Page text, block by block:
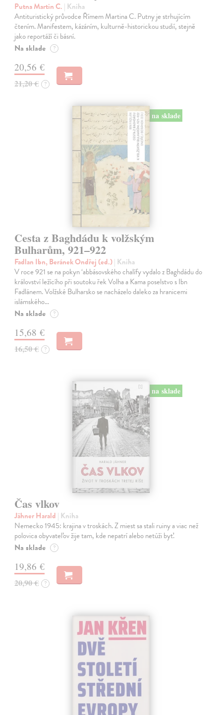
Putna Martin C. | Kniha
Antituristický průvodce Římem Martina C. Putny je strhujícím
čtením. Manifestem, kázáním, kulturně-historickou studií, stejně
jako reportáží či básní.
Na sklade ?
20,56 €
21,20 € ?
na sklade
Cesta z Baghdádu k volžským
Bulharům, 921–922
Fadlan Ibn, Beránek Ondřej (ed.)| Kniha
V roce 921 se na pokyn ‘abbásovského chalífy vydalo z Baghdádu do
království ležícího při soutoku řek Volha a Kama poselstvo s Ibn
Fadlánem. Volžské Bulharsko se nacházelo daleko za hranicemi
islámského…
Na sklade ?
15,68 €
16,50 € ?
na sklade
Čas vlkov
Jähner Harald | Kniha
Nemecko 1945: krajina v troskách. Z miest sa stali ruiny a viac než
polovica obyvateľov žije tam, kde nepatrí alebo netúži byť.
Na sklade ?
19,86 €
20,90 € ?